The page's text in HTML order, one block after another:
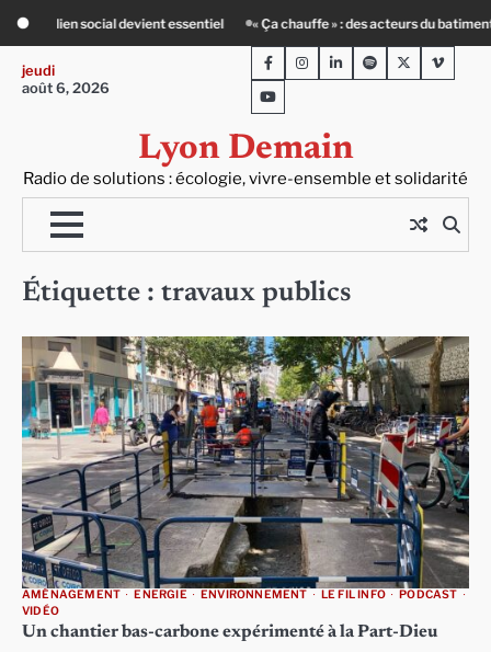
Skip
content
du batiment face au défi climatique Entourage : un petit-déj contre
jeudi
août 6, 2026
Lyon Demain
Radio de solutions : écologie, vivre-ensemble et solidarité
FacebookInstagram
LinkedInSpotifyTwitterViméo
Youtube
Étiquette : travaux publics
AMÉNAGEMENT ENERGIE ENVIRONNEMENT LE FIL INFO
PODCAST
VIDÉO
Un chantier bas-carbone expérimenté à la Part-Dieu